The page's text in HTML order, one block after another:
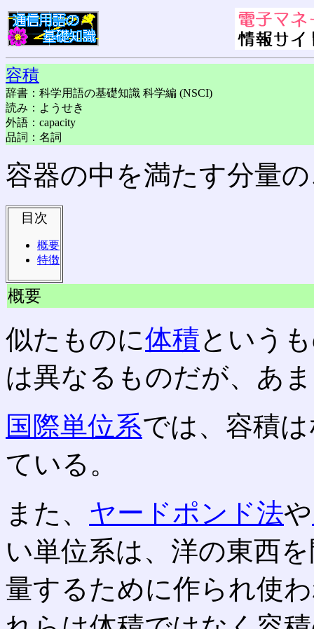
容積
辞書：科学用語の基礎知識 科学編 (NSCI)
読み：ようせき
外語：capacity
品詞：名詞
容器の中を満たす分量
目次
概要
特徴
概要
似たものに体積という
は異なるものだが、あ
国際単位系では、容積
ている。
また、 ヤードポンド法や
い単位系は、洋の東西
量するために作られ使